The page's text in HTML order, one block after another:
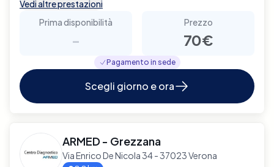
Vedi altre prestazioni
Prima disponibilità
-
Prezzo
70€
Pagamento in sede
Scegli giorno e ora
ARMED - Grezzana
Via Enrico De Nicola 34 - 37023 Verona